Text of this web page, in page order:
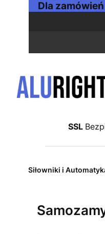
Dla
SSL
Siłowniki i